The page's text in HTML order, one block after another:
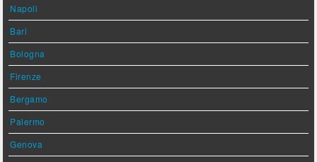
Napoli
Bari
Bologna
Firenze
Bergamo
Palermo
Genova